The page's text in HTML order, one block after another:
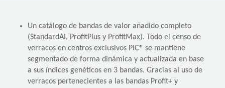
Un catálogo de bandas de valor añadido completo
(StandardAI, ProfitPlus y ProfitMax). Todo el censo de
verracos en centros exclusivos PIC® se mantiene
segmentado de forma dinámica y actualizada en base
a sus índices genéticos en 3 bandas. Gracias al uso de
verracos pertenecientes a las bandas Profit+ y